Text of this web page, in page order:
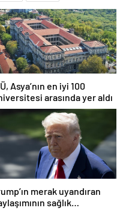
Asya’nın en iyi 100
arasında yer aldı
merak uyandıran
sağlık